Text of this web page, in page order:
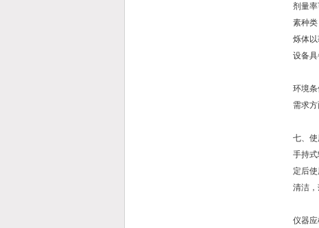
剂量
素种
烁体
设备具
环境
需求
七、
手持
定后
清洁，
仪器